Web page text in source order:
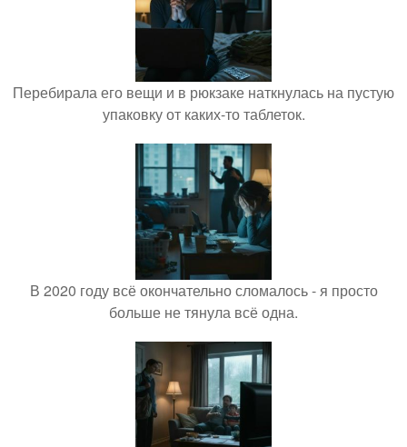
Перебирала его вещи и в рюкзаке наткнулась на пустую
упаковку от каких-то таблеток.
В 2020 году всё окончательно сломалось - я просто
больше не тянула всё одна.